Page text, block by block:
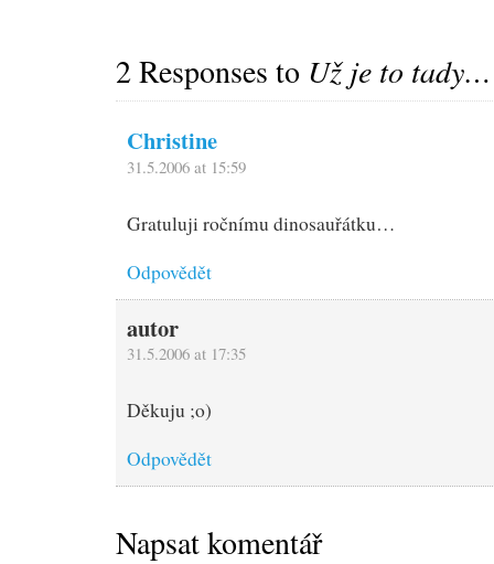
2 Responses to Už je to tady…
Christine
31.5.2006 at 15:59
Gratuluji ročnímu dinosauřátku…
Odpovědět
autor
31.5.2006 at 17:35
Děkuju ;o)
Odpovědět
Napsat komentář